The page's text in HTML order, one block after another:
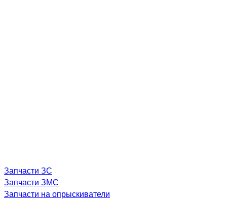
Запчасти ЗС
Запчасти ЗМС
Запчасти на опрыскиватели